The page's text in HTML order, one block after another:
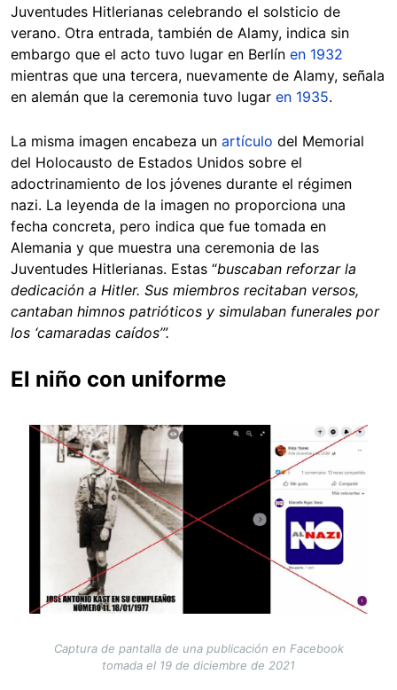
Juventudes Hitlerianas celebrando el solsticio de
verano. Otra entrada, también de Alamy, indica sin
embargo que el acto tuvo lugar en Berlín en 1932
mientras que una tercera, nuevamente de Alamy, señala
en alemán que la ceremonia tuvo lugar en 1935.
La misma imagen encabeza un artículo del Memorial
del Holocausto de Estados Unidos sobre el
adoctrinamiento de los jóvenes durante el régimen
nazi. La leyenda de la imagen no proporciona una
fecha concreta, pero indica que fue tomada en
Alemania y que muestra una ceremonia de las
Juventudes Hitlerianas. Estas “buscaban reforzar la
dedicación a Hitler. Sus miembros recitaban versos,
cantaban himnos patrióticos y simulaban funerales por
los ‘camaradas caídos’”.
El niño con uniforme
Image
Captura de pantalla de una publicación en Facebook
tomada el 19 de diciembre de 2021